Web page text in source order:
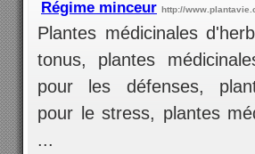
Régime minceur http://
Plantes médicinales
tonus, plantes
pour les défenses,
pour le stress, plantes
...